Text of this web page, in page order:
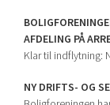
AFDELING PÅ
Klar til indflytning:
NY DRIFTS- OG